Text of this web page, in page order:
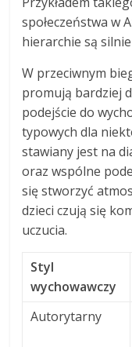
społeczeństwa w
hierarchie są
W przeciwnym
promują bardziej
podejście do
typowych dla
stawiany jest na
oraz wspólne
się stworzyć
dzieci czują się
uczucia.
Styl
wychowawczy
Autorytarny